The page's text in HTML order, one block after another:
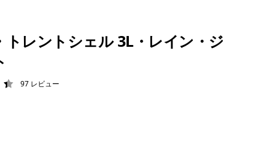
トレントシェル 3L・レイン・ジ
/ 5
97 レビュー